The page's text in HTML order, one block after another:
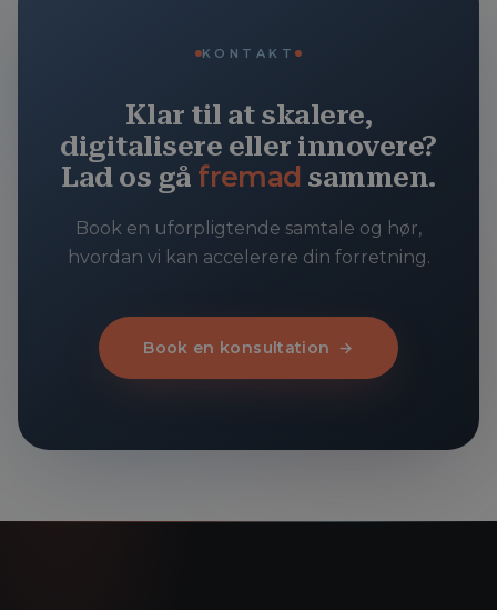
KONTAKT
Klar til at skalere,
digitalisere eller innovere?
Lad os gå fremad sammen.
Book en uforpligtende samtale og hør,
hvordan vi kan accelerere din forretning.
Book en konsultation →